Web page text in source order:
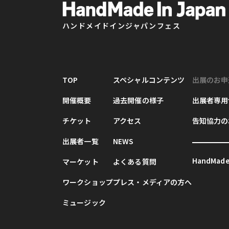
ハンドメイドインジャパンフェス
TOP
開催概要
チケット
出展者一覧
マーケット
ワークショップ
ミュージック
スペシャルコンテンツ
過去開催の様子
アクセス
NEWS
よくある質問
プレス・メディアの方へ
出展のお
出展者専
告知協力